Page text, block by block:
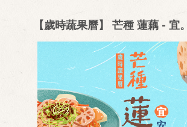
【歲時蔬果曆】 芒種 蓮藕 - 宜